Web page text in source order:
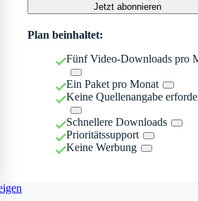
Jetzt abonnieren
Plan beinhaltet:
Fünf Video-Downloads pro
Ein Paket pro Monat
Keine Quellenangabe
Schnellere Downloads
Prioritätssupport
Keine Werbung